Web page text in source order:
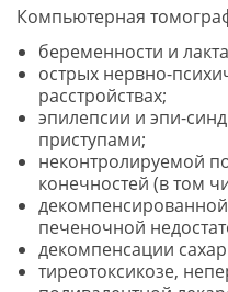
Компьютерная
беременности и
острых нервно-
расстройствах;
эпилепсии и эпи-
приступами;
неконтролируемой
конечностей (в том
печеночной
декомпенсации
тиреотоксикозе,